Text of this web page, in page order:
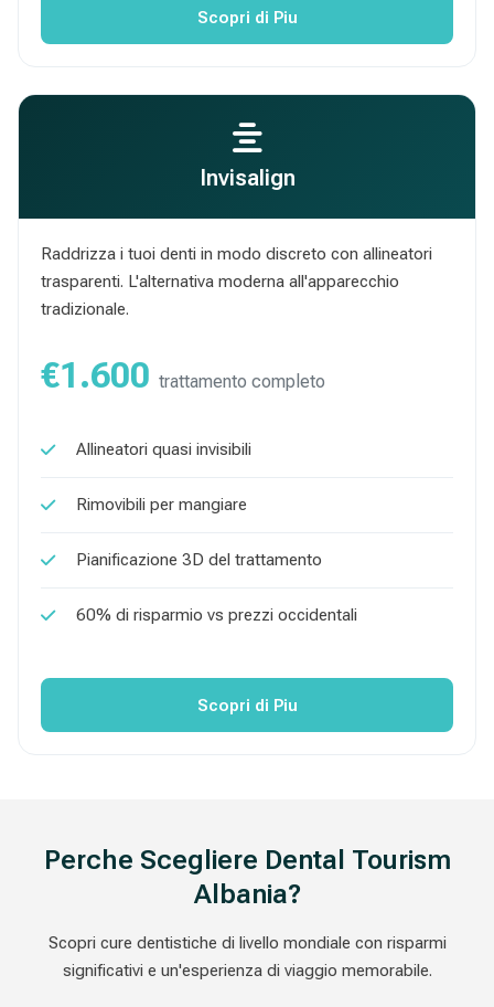
Scopri di Piu
Invisalign
Raddrizza i tuoi denti in modo discreto con allineatori
trasparenti. L'alternativa moderna all'apparecchio
tradizionale.
€1.600 trattamento completo
Allineatori quasi invisibili
Rimovibili per mangiare
Pianificazione 3D del trattamento
60% di risparmio vs prezzi occidentali
Scopri di Piu
Perche Scegliere Dental Tourism
Albania?
Scopri cure dentistiche di livello mondiale con risparmi
significativi e un'esperienza di viaggio memorabile.